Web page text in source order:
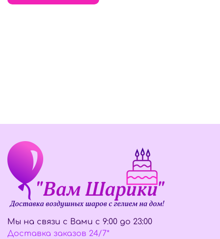
Мы на связи с Вами с 9:00 до 23:00
Доставка заказов 24/7*